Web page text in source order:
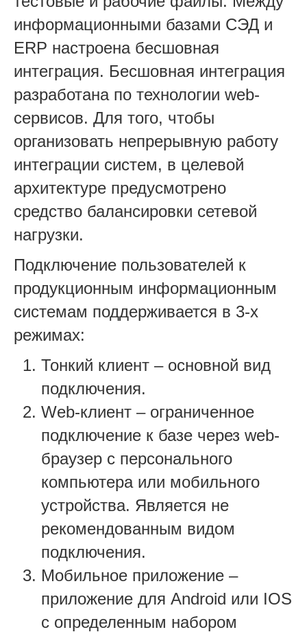
информационными базами СЭД и
ERP настроена бесшовная
интеграция. Бесшовная интеграция
разработана по технологии web-
сервисов. Для того, чтобы
организовать непрерывную работу
интеграции систем, в целевой
архитектуре предусмотрено
средство балансировки сетевой
нагрузки.
Подключение пользователей к
продукционным информационным
системам поддерживается в 3-х
режимах:
Тонкий клиент – основной вид
подключения.
Web-клиент – ограниченное
подключение к базе через web-
браузер с персонального
компьютера или мобильного
устройства. Является не
рекомендованным видом
подключения.
Мобильное приложение –
приложение для Android или IOS
с определенным набором